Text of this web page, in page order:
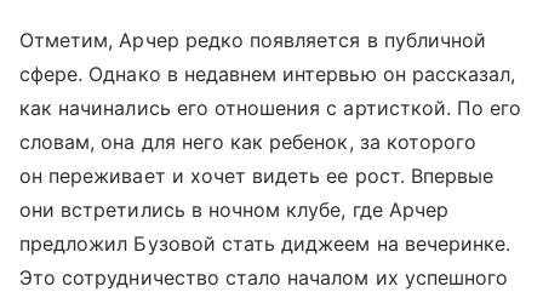
Отметим, Арчер редко появляется в публичной
сфере. Однако в недавнем интервью он рассказал,
как начинались его отношения с артисткой. По его
словам, она для него как ребенок, за которого
он переживает и хочет видеть ее рост. Впервые
они встретились в ночном клубе, где Арчер
предложил Бузовой стать диджеем на вечеринке.
Это сотрудничество стало началом их успешного